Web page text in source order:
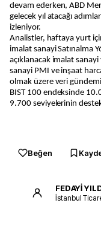
devam ederken, ABD
gelecek yıl atacağı
izleniyor.
Analistler, haftaya yurt
imalat sanayi Satınalma
açıklanacak imalat
sanayi PMI ve inşaat
olmak üzere veri
BIST 100 endeksinde
9.700 seviyelerinin
Beğen
FEDAYİ
İstanbul